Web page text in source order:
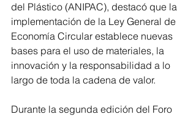
del Plástico (ANIPAC), destacó que la
implementación de la Ley General de
Economía Circular establece nuevas
bases para el uso de materiales, la
innovación y la responsabilidad a lo
largo de toda la cadena de valor.
Durante la segunda edición del Foro